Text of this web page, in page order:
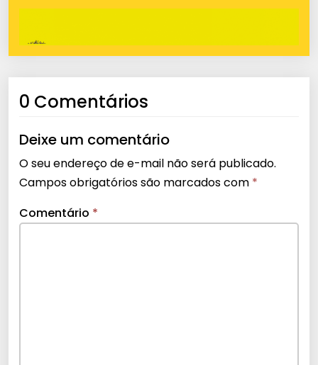
0 Comentários
Deixe um comentário
O seu endereço de e-mail não será publicado.
Campos obrigatórios são marcados com *
Comentário *